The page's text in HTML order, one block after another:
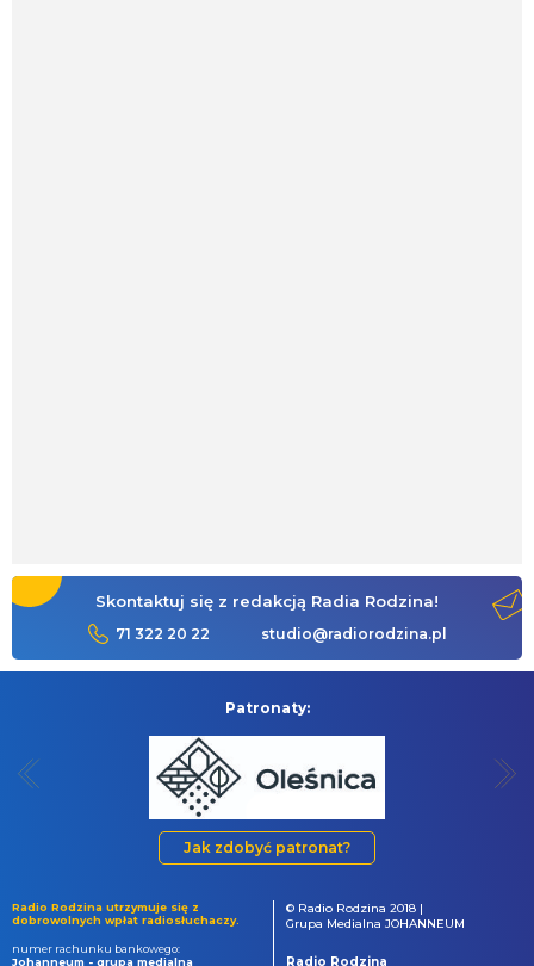
Skontaktuj się z redakcją Radia Rodzina!
71 322 20 22 studio@radiorodzina.pl
Patronaty:
Jak zdobyć patronat?
Radio Rodzina utrzymuje się z
dobrowolnych wpłat radiosłuchaczy.
numer rachunku bankowego:
Johanneum - grupa medialna
© Radio Rodzina 2018 |
Grupa Medialna JOHANNEUM
Radio Rodzina